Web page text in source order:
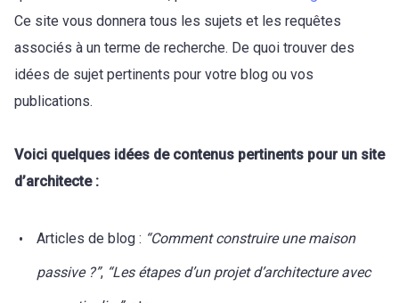
Ce site vous donnera tous les sujets et les requêtes
associés à un terme de recherche. De quoi trouver des
idées de sujet pertinents pour votre blog ou vos
publications.
Voici quelques idées de contenus pertinents pour un site
d’architecte :
Articles de blog : “Comment construire une maison
passive ?”, “Les étapes d’un projet d’architecture avec